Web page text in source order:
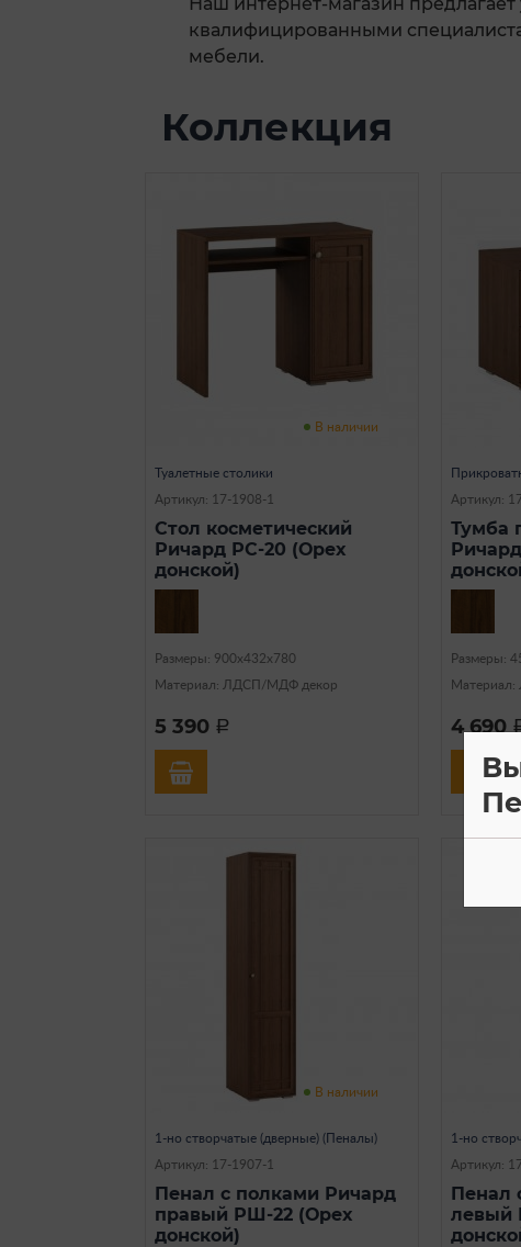
квалифицированными
мебели.
Коллекция
В наличии
Туалетные столики
Артикул: 17-1908-1
Стол косметический
Ричард РС-20 (Орех
донской)
Размеры: 900х432х780
Материал: ЛДСП/МДФ декор
5 390 a
Артикул:
Тумба
Размеры:
4 690
В наличии
1-но створчатые (дверные) (Пеналы)
Артикул: 17-1907-1
Пенал с полками Ричард
правый РШ-22 (Орех
донской)
1-но
Артикул:
Пенал
левый